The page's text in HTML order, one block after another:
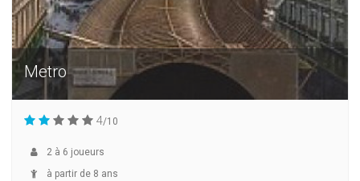
Metro
4/10
2 à 6 joueurs
à partir de 8 ans